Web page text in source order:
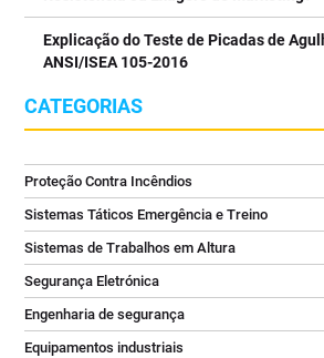
⠀⠀⠀⠀⠀⠀⠀⠀⠀⠀
👉 Saiba mais no link da bio
#ProteçãoContraIncendios
2 0
Explicação do Teste de Picadas de
ANSI/ISEA 105-2016
CATEGORIAS
Proteção Contra Incêndios
Sistemas Táticos Emergência e Treino
Sistemas de Trabalhos em Altura
Segurança Eletrónica
Engenharia de segurança
Equipamentos industriais